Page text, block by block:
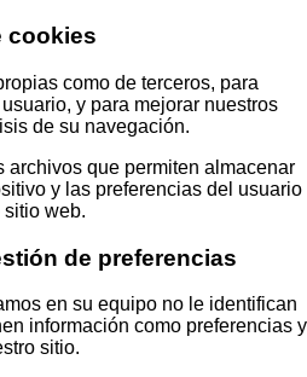
cookies
como de terceros, para
y para mejorar nuestros
de su navegación.
archivos que permiten almacenar
y las preferencias del usuario
web.
de preferencias
en su equipo no le identifican
información como preferencias y
sitio.